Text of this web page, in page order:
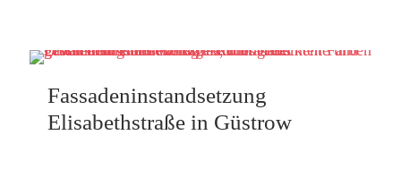
Fassadeninstandsetzung
Elisabethstraße in Güstrow